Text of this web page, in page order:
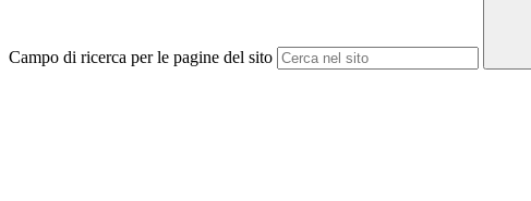
Campo di ricerca per le pagine del sito